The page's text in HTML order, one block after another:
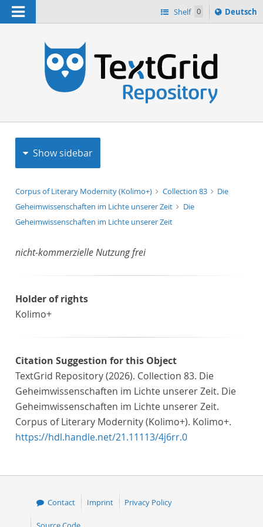
Navigation Shelf 0
Sprache
ï¿½ndern
Deutsch
Show sidebar
Corpus of Literary Modernity (Kolimo+) Collection 83
Die
Geheimwissenschaften im Lichte unserer Zeit
Die
Geheimwissenschaften im Lichte unserer Zeit
nicht-kommerzielle Nutzung frei
Holder of rights
Kolimo+
Citation Suggestion for this Object
TextGrid Repository (2026). Collection 83. Die
Geheimwissenschaften im Lichte unserer Zeit. Die
Geheimwissenschaften im Lichte unserer Zeit.
Corpus of Literary Modernity (Kolimo+). Kolimo+.
https://hdl.handle.net/21.11113/4j6rr.0
Contact Imprint Privacy Policy